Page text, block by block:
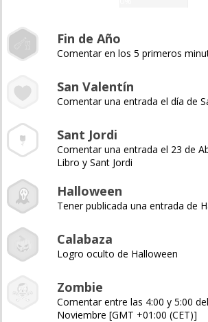
Fin de Año
Comentar en los 5 primeros
San Valentín
Comentar una entrada el día de
Sant Jordi
Comentar una entrada el 23 de
Libro y Sant Jordi
Halloween
Tener publicada una entrada de
Calabaza
Logro oculto de Halloween
Zombie
Comentar entre las 4:00 y 5:00
Noviembre [GMT +01:00 (CET)]